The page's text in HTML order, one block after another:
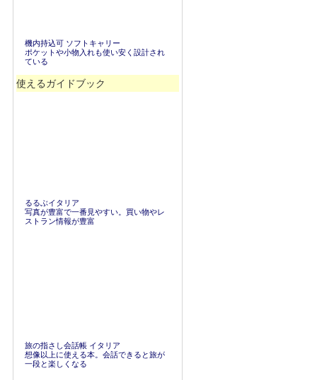
機内持込可 ソフトキャリー
ポケットや小物入れも使い安く設計され
ている
使えるガイドブック
るるぶイタリア
写真が豊富で一番見やすい。買い物やレ
ストラン情報が豊富
旅の指さし会話帳 イタリア
想像以上に使える本。会話できると旅が
一段と楽しくなる